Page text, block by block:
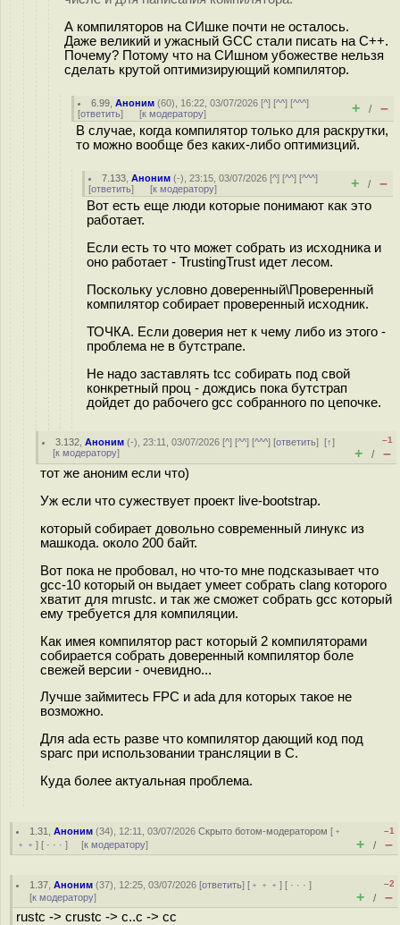
А компиляторов на СИшке почти не осталось.
Даже великий и ужасный GCC стали писать на С++.
Почему? Потому что на СИшном убожестве нельзя
сделать крутой оптимизирующий компилятор.
6.99 ,Аноним (60), 16:22, 03/07/2026 [^] [^^] [^^^]
[ответить] [к модератору] + / –
В случае, когда компилятор только для раскрутки,
то можно вообще без каких-либо оптимизций.
7.133 ,Аноним (-), 23:15, 03/07/2026 [^] [^^] [^^^]
[ответить] [к модератору] + / –
Вот есть еще люди которые понимают как это
работает.
Если есть то что может собрать из исходника и
оно работает - TrustingTrust идет лесом.
Поскольку условно доверенный\Проверенный
компилятор собирает проверенный исходник.
ТОЧКА. Если доверия нет к чему либо из этого -
проблема не в бутстрапе.
Не надо заставлять tcc собирать под свой
конкретный проц - дождись пока бутстрап
дойдет до рабочего gcc собранного по цепочке.
3.132 ,Аноним (-), 23:11, 03/07/2026 [^] [^^] [^^^] [ответить][↑]
[к модератору]
–1
+ / –
тот же аноним если что)
Уж если что сужествует проект live-bootstrap.
который собирает довольно современный линукс из
машкода. около 200 байт.
Вот пока не пробовал, но что-то мне подсказывает что
gcc-10 который он выдает умеет собрать clang которого
хватит для mrustc. и так же сможет собрать gcc который
ему требуется для компиляции.
Как имея компилятор раст который 2 компиляторами
собирается собрать доверенный компилятор боле
свежей версии - очевидно...
Лучше займитесь FPC и ada для которых такое не
возможно.
Для ada есть разве что компилятор дающий код под
sparc при использовании трансляции в С.
Куда более актуальная проблема.
1.31 ,Аноним (34), 12:11, 03/07/2026Скрыто ботом-модератором [ ﹢
﹢﹢ ] [ · · · ] [к модератору]
–1
+ / –
1.37 ,Аноним (37), 12:25, 03/07/2026 [ответить] [ ﹢﹢﹢] [ · · ·]
[к модератору]
–2
+ / –
rustc -> crustc -> c..c -> cc